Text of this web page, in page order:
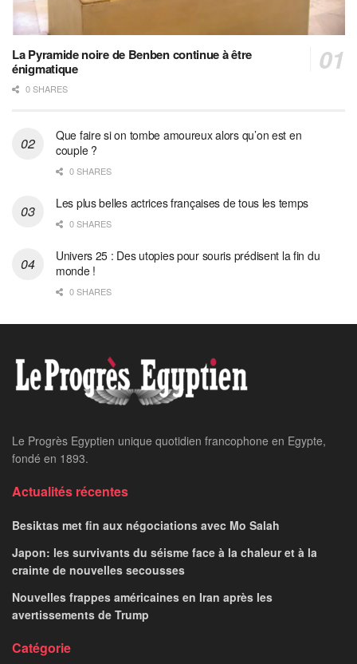
La Pyramide noire de Benben continue à être
énigmatique
0 SHARES
Que faire si on tombe amoureux alors qu’on est en
couple ?
0 SHARES
Les plus belles actrices françaises de tous les temps
0 SHARES
Univers 25 : Des utopies pour souris prédisent la fin du
monde !
0 SHARES
Le Progrès Egyptien unique quotidien francophone en Egypte,
fondé en 1893.
Actualités récentes
Besiktas met fin aux négociations avec Mo Salah
Japon: les survivants du séisme face à la chaleur et à la
crainte de nouvelles secousses
Nouvelles frappes américaines en Iran après les
avertissements de Trump
Catégorie